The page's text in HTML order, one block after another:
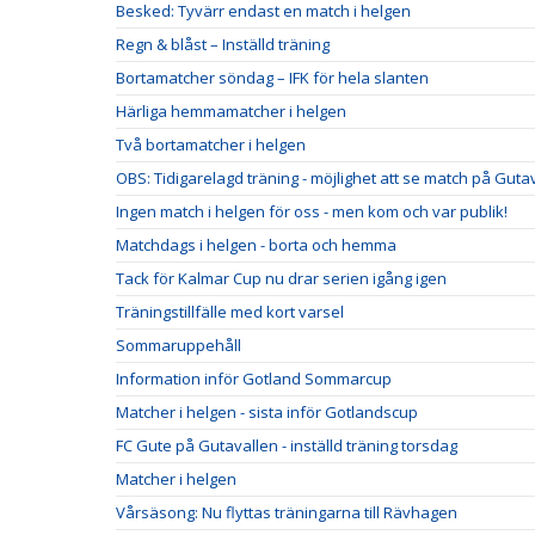
Besked: Tyvärr endast en match i helgen
Regn & blåst – Inställd träning
Bortamatcher söndag – IFK för hela slanten
Härliga hemmamatcher i helgen
Två bortamatcher i helgen
OBS: Tidigarelagd träning - möjlighet att se match på
Ingen match i helgen för oss - men kom och var publik!
Matchdags i helgen - borta och hemma
Tack för Kalmar Cup nu drar serien igång igen
Träningstillfälle med kort varsel
Sommaruppehåll
Information inför Gotland Sommarcup
Matcher i helgen - sista inför Gotlandscup
FC Gute på Gutavallen - inställd träning torsdag
Matcher i helgen
Vårsäsong: Nu flyttas träningarna till Rävhagen